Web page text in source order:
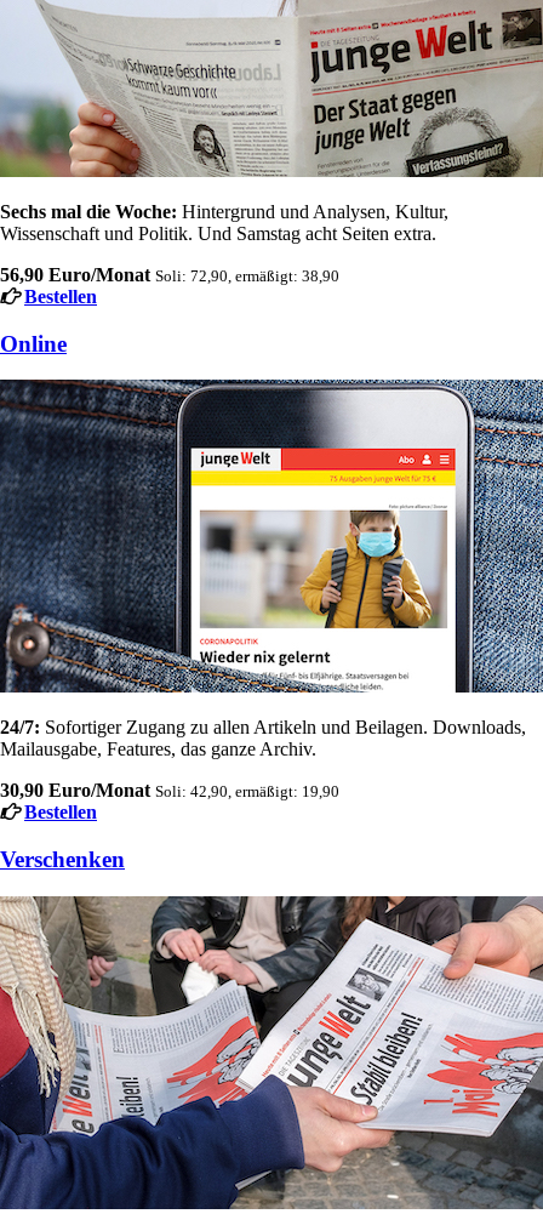
Sechs mal die Woche: Hintergrund und Analysen, Kultur,
Wissenschaft und Politik. Und Samstag acht Seiten extra.
56,90 Euro/Monat Soli: 72,90, ermäßigt: 38,90
Bestellen
Online
24/7: Sofortiger Zugang zu allen Artikeln und Beilagen. Downloads,
Mailausgabe, Features, das ganze Archiv.
30,90 Euro/Monat Soli: 42,90, ermäßigt: 19,90
Bestellen
Verschenken